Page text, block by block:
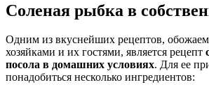
Соленая рыбка в
Одним из вкуснейших рецептов,
хозяйками и их гостями, является рецепт
посола в домашних условиях. Для ее
понадобиться несколько ингредиентов: